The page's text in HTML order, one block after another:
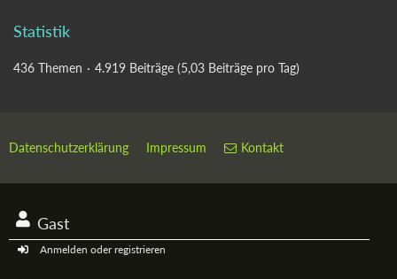
Statistik
436 Themen 4.919 Beiträge (5,03 Beiträge pro Tag)
Datenschutzerklärung Impressum Kontakt
Gast
Anmelden oder registrieren